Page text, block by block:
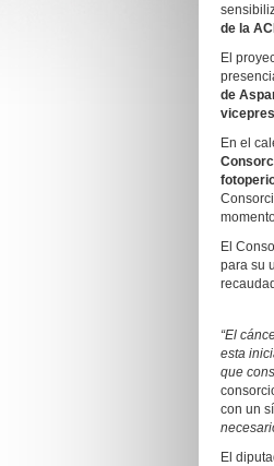
de la
El
de
En el
El
para su
“El
esta
que
con un
El